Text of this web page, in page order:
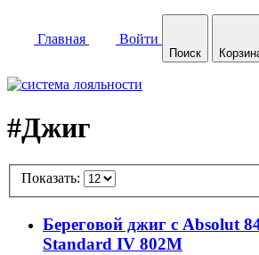
Главная Войти
Поиск
#Джиг
Показать:
Береговой джиг с Absolut
Standard IV 802M